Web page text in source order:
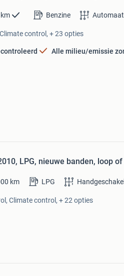
km Benzine Automaat
control, + 23 opties
Alle milieu/emissie
LPG, nieuwe banden, loop
km LPG
Climate control, + 22 opties